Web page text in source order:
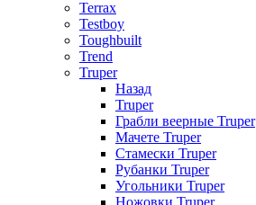
Terrax
Testboy
Toughbuilt
Trend
Truper
Назад
Truper
Грабли веерные Truper
Мачете Truper
Стамески Truper
Рубанки Truper
Угольники Truper
Ножовки Truper